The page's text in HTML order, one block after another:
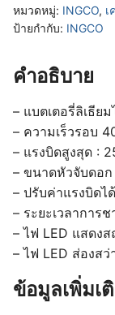
หมวดหมู่: INGCO,
ป้ายกำกับ: INGCO
คำอธิบาย
– แบตเตอรี่ลิเธีย
– ความเร็วรอบ
– แรงบิดสูงสุด :
– ขนาดหัวจับดอก
– ปรับค่าแรงบิดไ
– ระยะเวลาการ
– ไฟ LED แสดง
– ไฟ LED ส่องส
ข้อมูลเพิ่มเ